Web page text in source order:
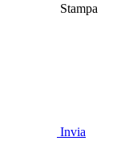
Stampa
Invia